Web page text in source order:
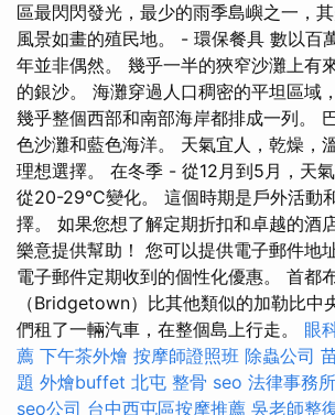
區最閃閃發光，最少的雨季島嶼之一，
風景如畫的殖民地。 - 環保餐具 數以百
年並非偶然。 幾乎一半的狹窄沙灘上有
的銀沙。 海灘穿過人口稠密的平坦區域
幾乎整個西部和南部海岸都排成一列。
色沙灘和藍色海洋。 天氣宜人，乾燥，
理想選擇。 在冬季 - 從12月到5月，天
從20-29°C變化。 這個時期是戶外活動
擇。 如果您想了解定期折扣和卓越的酒
樂意提供幫助！ 您可以提供電子郵件地
電子郵件定期收到的個性化優惠。 首都
（Bridgetown）比其他類似的加勒比中
們租了一輛汽車，在整個島上行走。 眼
薦 下午茶外燴 按摩師證照班 除蟲公司
題 外燴buffet 北屯 整骨 seo 法律事務所
seo公司 台中西屯區按摩推薦 吳老師整